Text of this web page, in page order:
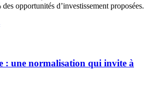
opportunités d’investissement proposées.
: une normalisation qui invite à